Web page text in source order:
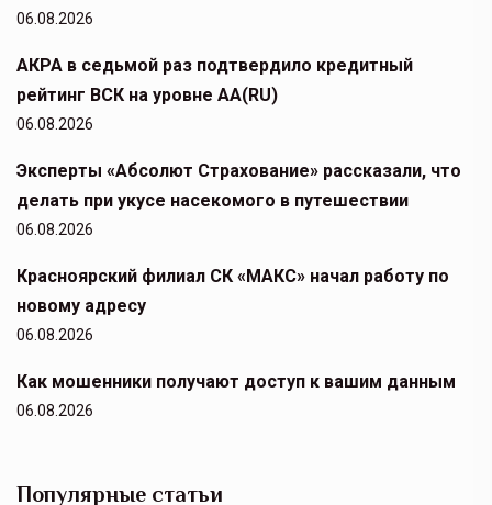
06.08.2026
АКРА в седьмой раз подтвердило кредитный
рейтинг ВСК на уровне АА(RU)
06.08.2026
Эксперты «Абсолют Страхование» рассказали, что
делать при укусе насекомого в путешествии
06.08.2026
Красноярский филиал СК «МАКС» начал работу по
новому адресу
06.08.2026
Как мошенники получают доступ к вашим данным
06.08.2026
Популярные статьи